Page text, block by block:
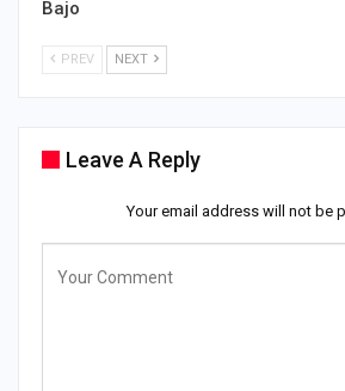
Bajo
PREV NEXT
Leave A Reply
Your email address will not be